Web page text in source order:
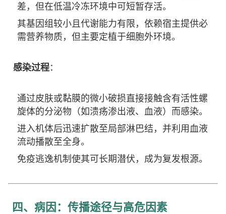
差，但在低温冷冻环境中可短暂存活。
其基因组较小且代谢能力有限，依赖宿主提供必
需营养物质，但主要定植于细胞外环境。
感染过程：
通过皮肤或黏膜的微小破损直接接触含有活性螺
旋体的分泌物（如溃疡渗出液、血液）而感染。
进入机体后迅速扩散至局部淋巴结，并利用血液
流动播散至全身。
免疫逃逸机制使其可长期潜伏，成为复发根源。
四、病因：传播途径与高危因素